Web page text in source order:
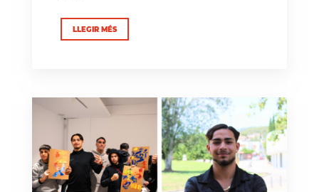
LLEGIR MÉS